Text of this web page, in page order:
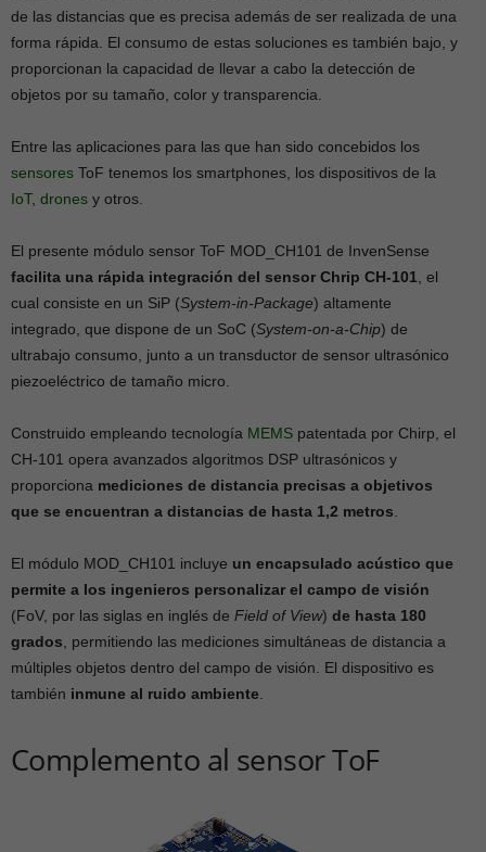
de las distancias que es precisa además de ser realizada de una
forma rápida. El consumo de estas soluciones es también bajo, y
proporcionan la capacidad de llevar a cabo la detección de
objetos por su tamaño, color y transparencia.
Entre las aplicaciones para las que han sido concebidos los
sensores ToF tenemos los smartphones, los dispositivos de la
IoT, drones y otros.
El presente módulo sensor ToF MOD_CH101 de InvenSense
facilita una rápida integración del sensor Chrip CH-101 , el
cual consiste en un SiP (System-in-Package) altamente
integrado, que dispone de un SoC (System-on-a-Chip) de
ultrabajo consumo, junto a un transductor de sensor ultrasónico
piezoeléctrico de tamaño micro.
Construido empleando tecnología MEMS patentada por Chirp, el
CH-101 opera avanzados algoritmos DSP ultrasónicos y
proporciona mediciones de distancia precisas a objetivos
que se encuentran a distancias de hasta 1,2 metros
El módulo MOD_CH101 incluye un encapsulado acústico que
permite a los ingenieros personalizar el campo de visión
(FoV, por las siglas en inglés de Field of View) de hasta 180
grados , permitiendo las mediciones simultáneas de distancia a
múltiples objetos dentro del campo de visión. El dispositivo es
también inmune al ruido ambiente
Complemento al sensor ToF